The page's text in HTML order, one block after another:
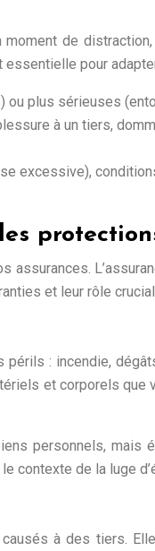
de
pour
ou plus sérieuses
à un tiers,
excessive),
et leur rôle
: incendie,
et corporels
personnels, mais
contexte de la luge
à des tiers.